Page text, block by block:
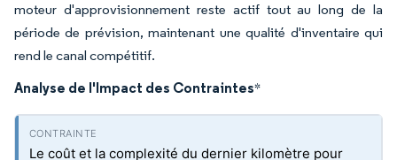
moteur d'approvisionnement reste actif tout au long de la
période de prévision, maintenant une qualité d'inventaire qui
rend le canal compétitif.
Analyse de l'Impact des Contraintes*
Le coût et la complexité du dernier kilomètre pour